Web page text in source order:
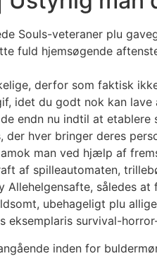
Souls-veteraner plu
fuld hjemsøgende
derfor som faktisk
idet du godt nok kan
endn nu indtil at etablere
hver bringer deres
man ved hjælp af
af spilleautomaten,
således
ubehageligt plu
survival-
inden for